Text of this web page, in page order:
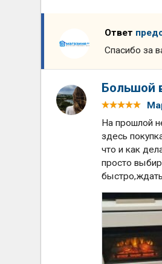
Ответ
Спасибо за
Большой
На прошлой
здесь
что и как
просто